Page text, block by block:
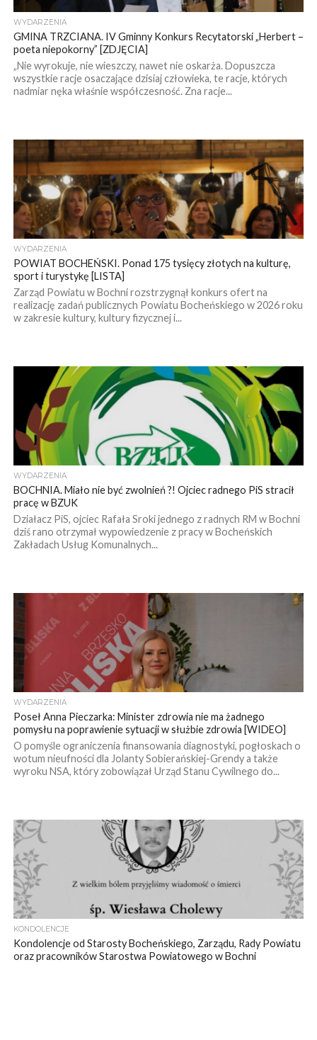
WYDARZENIA
GMINA TRZCIANA. IV Gminny Konkurs Recytatorski „Herbert –
poeta niepokorny” [ZDJĘCIA]
„Nie wyrokuje, nie wieszczy, nawet nie oskarża. Dopuszcza
wszystkie racje osaczające dzisiaj człowieka, te racje, których
nadmiar nęka właśnie współczesność. Zna racje...
WYDARZENIA
POWIAT BOCHEŃSKI. Ponad 175 tysięcy złotych na kulturę,
sport i turystykę [LISTA]
Zarząd Powiatu w Bochni rozstrzygnął konkurs ofert na
realizację zadań publicznych Powiatu Bocheńskiego w 2026 roku
w zakresie kultury, kultury fizycznej i...
WYDARZENIA
BOCHNIA. Miało nie być zwolnień ?! Ojciec radnego PiS stracił
pracę w BZUK
Działacz PiS, ojciec Rafała Sroki jednego z radnych RM w Bochni
dziś rano otrzymał wypowiedzenie z pracy w Bocheńskich
Zakładach Usług Komunalnych...
WYDARZENIA
Poseł Anna Pieczarka: Minister zdrowia nie ma żadnego
pomysłu na poprawienie sytuacji w służbie zdrowia [WIDEO]
O pomyśle ograniczenia finansowania diagnostyki, pogłoskach o
wotum nieufności dla Jolanty Sobierańskiej-Grendy a także
wyroku NSA, który zobowiązał Urząd Stanu Cywilnego do...
KONDOLENCJE
Kondolencje od Starosty Bocheńskiego, Zarządu, Rady Powiatu
oraz pracowników Starostwa Powiatowego w Bochni